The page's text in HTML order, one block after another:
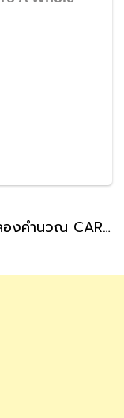
สูตร CARE ได้น้อยลงจริงไหม!! ทดลองคำนวณ CARE บำนาญสูตรใหม่ ทำได้ด้วยตัวเองได้ประมาณกี่บาท